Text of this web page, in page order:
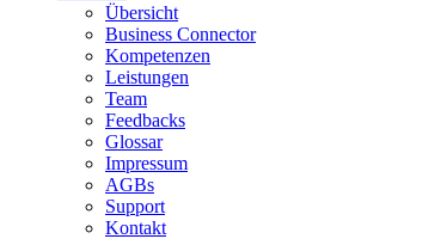
Übersicht
Business Connector
Kompetenzen
Leistungen
Team
Feedbacks
Glossar
Impressum
AGBs
Support
Kontakt